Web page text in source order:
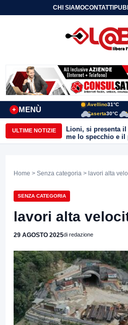
CHI SIAMOCONTATTI
MENÙ
+
Avellino31°C
Caserta30°C
ULTIME NOTIZIE
Lioni, si presenta
me lo specchio e il
“Gettiamo un
Home > Senza categoria > lavori alta
SENZA CATEGORIA
lavori alta
29 AGOSTO 2025di redazione